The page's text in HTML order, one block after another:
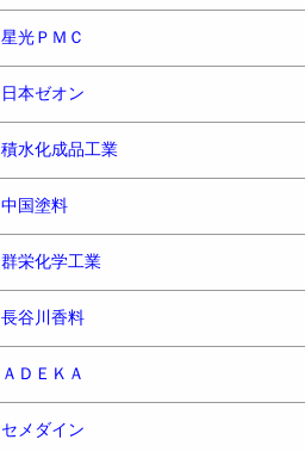
星光ＰＭＣ
日本ゼオン
積水化成品工業
中国塗料
群栄化学工業
長谷川香料
ＡＤＥＫＡ
セメダイン